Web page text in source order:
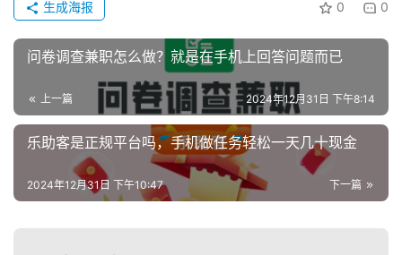
0 0
生成海报
问卷调查兼职怎么做？就是在手机上回答问题而已
上一篇 2024年12月31日 下午8:14
乐助客是正规平台吗，手机做任务轻松一天几十现金
下一篇
2024年12月31日 下午10:47